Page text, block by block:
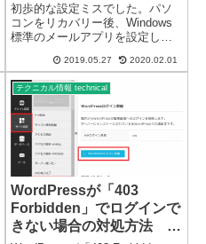
初歩的な設定ミスでした。パソ
コンをリカバリー後、Windows
標準のメールアプリを設定しよ
出来ず。通常使用するメールの
プログラムではないので支障は
限られます。エラーコードを調
べても原因不明メッセージ内容
問題が発生...
2019.05.27 2020.02.01
テクニカル情報 technical
WordPressが「403
Forbidden」でログインで
きない場合の対処方法